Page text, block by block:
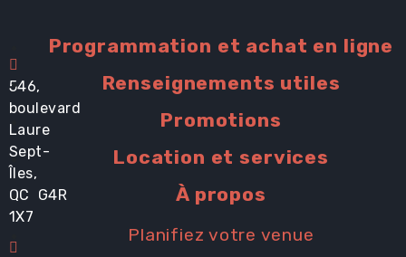
546,
boulevard
Laure
Sept-
Îles,
QC G4R
1X7
Programmation et achat en ligne
Renseignements utiles
Promotions
Location et services
À propos
Planifiez votre venue